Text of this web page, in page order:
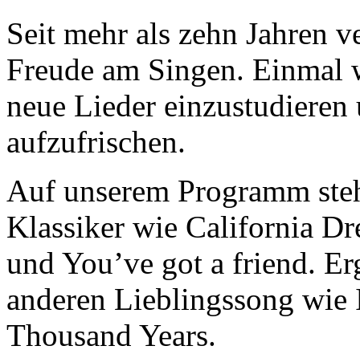
Seit mehr als zehn Jahren
Freude am Singen.
neue Lieder
aufzufrischen.
Auf unserem Programm
Klassiker wie California
und You’ve got a friend.
anderen Lieblingssong
Thousand Years.